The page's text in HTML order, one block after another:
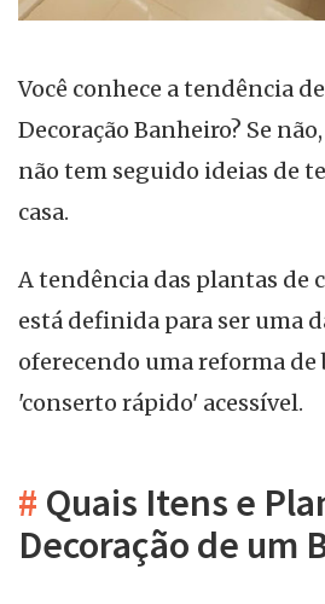
Você conhece a tendência
Decoração Banheiro? Se
não tem seguido ideias de
casa.
A tendência das plantas de
está definida para ser uma
oferecendo uma reforma de
'conserto rápido' acessível.
# Quais Itens e
Decoração de um